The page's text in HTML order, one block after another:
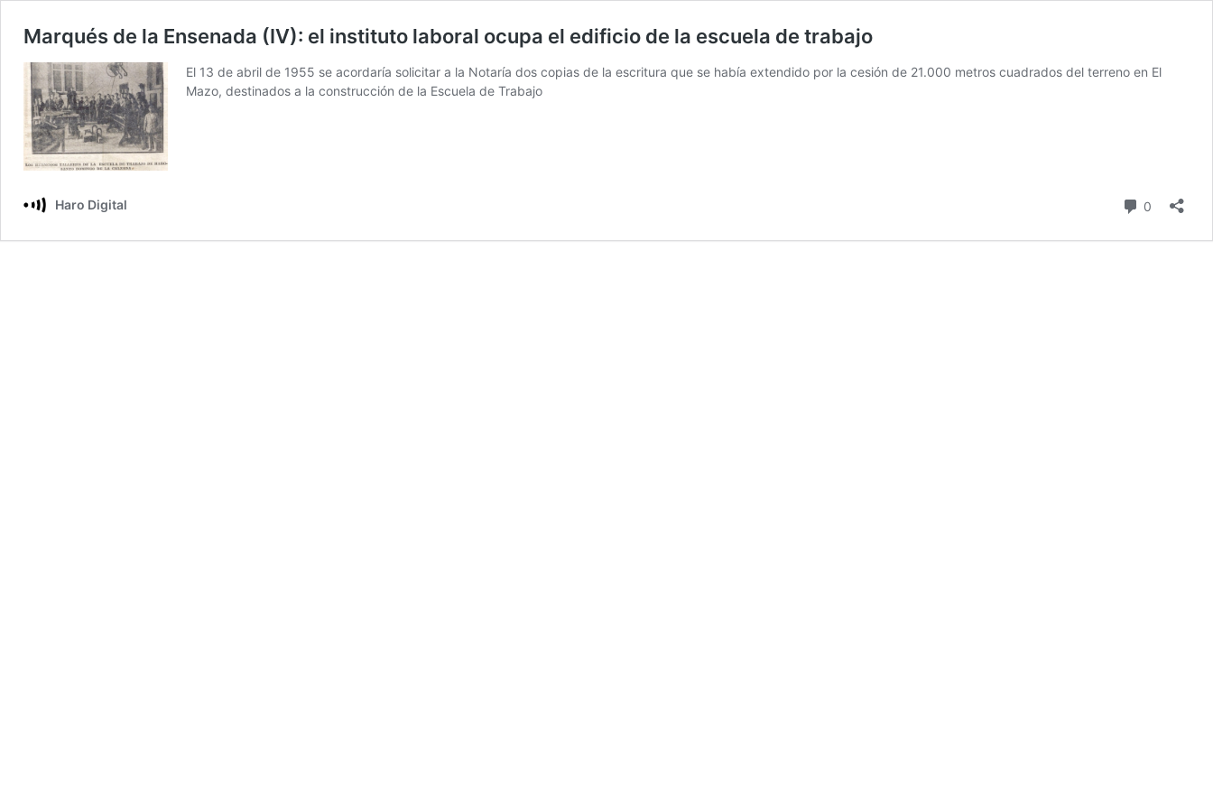
Marqués de la Ensenada (IV): el instituto laboral ocupa el edificio de la escuela de trabajo
El 13 de abril de 1955 se acordaría solicitar a la Notaría dos copias de la escritura que se había extendido por la cesión de 21.000 metros cuadrados del terreno en El
Mazo, destinados a la construcción de la Escuela de Trabajo
Haro Digital 0